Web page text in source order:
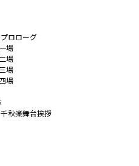
ロローグ
場
場
場
場
秋楽舞台挨拶